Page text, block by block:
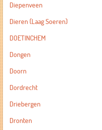
Diepenveen
Dieren (Laag Soeren)
DOETINCHEM
Dongen
Doorn
Dordrecht
Driebergen
Dronten